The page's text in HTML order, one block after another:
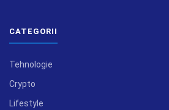
CATEGORII
Tehnologie
Crypto
Lifestyle